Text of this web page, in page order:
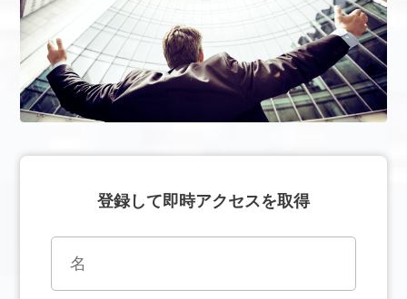
登録して即時アクセスを取得